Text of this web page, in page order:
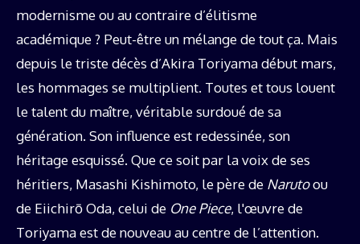
modernisme ou au contraire d’élitisme
académique ? Peut-être un mélange de tout ça. Mais
depuis le triste décès d’Akira Toriyama début mars,
les hommages se multiplient. Toutes et tous louent
le talent du maître, véritable surdoué de sa
génération. Son influence est redessinée, son
héritage esquissé. Que ce soit par la voix de ses
héritiers, Masashi Kishimoto, le père de Narutoou
de Eiichirō Oda, celui de One Piece, l'œuvre de
Toriyama est de nouveau au centre de l’attention.